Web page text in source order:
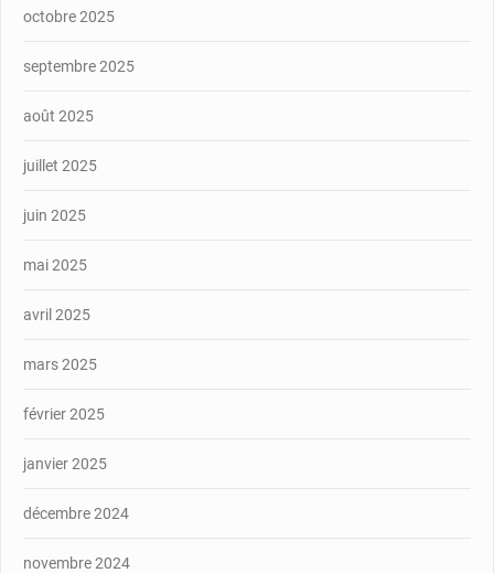
octobre 2025
septembre 2025
août 2025
juillet 2025
juin 2025
mai 2025
avril 2025
mars 2025
février 2025
janvier 2025
décembre 2024
novembre 2024